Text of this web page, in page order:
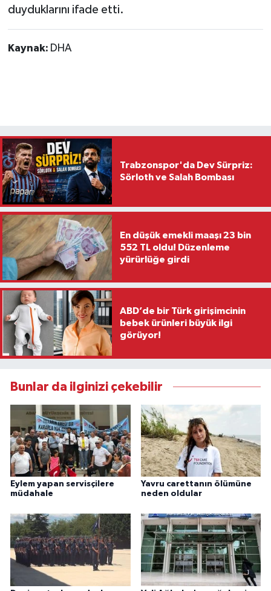
duyduklarını ifade etti.
Kaynak: DHA
Trabzonspor'da Dev Sürpriz:
Sörloth ve Salah Bombası
En düşük emekli maaşı 23 bin
552 TL oldu! Düzenleme
yürürlüğe girdi
ABD’de bir Türk girişimcinin
bebek ürünleri büyük ilgi
görüyor!
Bunlar da ilginizi çekebilir
Eylem yapan servisçilere
müdahale
Yavru carettanın ölümüne
neden oldular